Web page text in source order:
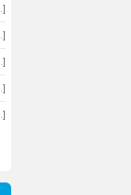
]
]
]
]
]